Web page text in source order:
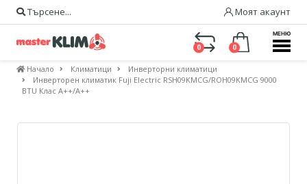
Търсене... Моят акаунт
0 0
МЕНЮ
Начало Климатици
Инверторни климатици
Инверторен климатик Fuji Electric RSH09KMCG/ROH09KMCG 9000
BTU Клас A++/A++